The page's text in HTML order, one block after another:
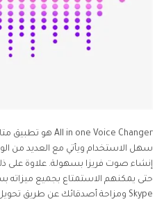
سهل الاستخدام ويأتي مع العديد من
حتى يمكنهم الاستمتاع بجميع
Skype ومزاحة أصدقائك عن طريق تحويل صوتك.